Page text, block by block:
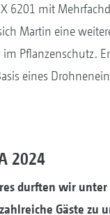
6201 mit
Martin eine
Pflanzenschutz.
eines
2024
durften wir
Gäste zu